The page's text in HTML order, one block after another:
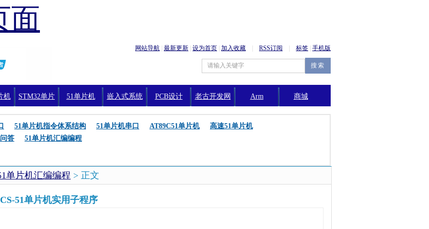
面
网站导航 最新更新 设为首页 加入收藏 RSS订阅 标签 手机版
机 STM32单片 51单片机 嵌入式系统 PCB设计 老古开发网 Arm 商城
51单片机指令体系结构 51单片机串口 AT89C51单片机
高速51单片机
答
51单片机汇编编程
单片机汇编编程 > 正文
51单片机实用子程序